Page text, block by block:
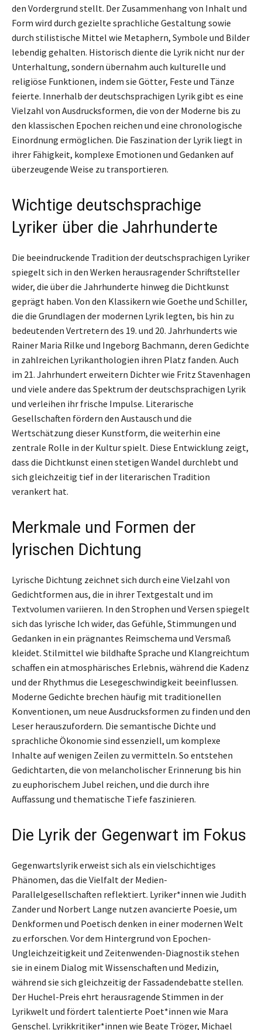
den Vordergrund stellt. Der Zusammenhang von Inhalt und
Form wird durch gezielte sprachliche Gestaltung sowie
durch stilistische Mittel wie Metaphern, Symbole und Bilder
lebendig gehalten. Historisch diente die Lyrik nicht nur der
Unterhaltung, sondern übernahm auch kulturelle und
religiöse Funktionen, indem sie Götter, Feste und Tänze
feierte. Innerhalb der deutschsprachigen Lyrik gibt es eine
Vielzahl von Ausdrucksformen, die von der Moderne bis zu
den klassischen Epochen reichen und eine chronologische
Einordnung ermöglichen. Die Faszination der Lyrik liegt in
ihrer Fähigkeit, komplexe Emotionen und Gedanken auf
überzeugende Weise zu transportieren.
Wichtige deutschsprachige
Lyriker über die Jahrhunderte
Die beeindruckende Tradition der deutschsprachigen Lyriker
spiegelt sich in den Werken herausragender Schriftsteller
wider, die über die Jahrhunderte hinweg die Dichtkunst
geprägt haben. Von den Klassikern wie Goethe und Schiller,
die die Grundlagen der modernen Lyrik legten, bis hin zu
bedeutenden Vertretern des 19. und 20. Jahrhunderts wie
Rainer Maria Rilke und Ingeborg Bachmann, deren Gedichte
in zahlreichen Lyrikanthologien ihren Platz fanden. Auch
im 21. Jahrhundert erweitern Dichter wie Fritz Stavenhagen
und viele andere das Spektrum der deutschsprachigen Lyrik
und verleihen ihr frische Impulse. Literarische
Gesellschaften fördern den Austausch und die
Wertschätzung dieser Kunstform, die weiterhin eine
zentrale Rolle in der Kultur spielt. Diese Entwicklung zeigt,
dass die Dichtkunst einen stetigen Wandel durchlebt und
sich gleichzeitig tief in der literarischen Tradition
verankert hat.
Merkmale und Formen der
lyrischen Dichtung
Lyrische Dichtung zeichnet sich durch eine Vielzahl von
Gedichtformen aus, die in ihrer Textgestalt und im
Textvolumen variieren. In den Strophen und Versen spiegelt
sich das lyrische Ich wider, das Gefühle, Stimmungen und
Gedanken in ein prägnantes Reimschema und Versmaß
kleidet. Stilmittel wie bildhafte Sprache und Klangreichtum
schaffen ein atmosphärisches Erlebnis, während die Kadenz
und der Rhythmus die Lesegeschwindigkeit beeinflussen.
Moderne Gedichte brechen häufig mit traditionellen
Konventionen, um neue Ausdrucksformen zu finden und den
Leser herauszufordern. Die semantische Dichte und
sprachliche Ökonomie sind essenziell, um komplexe
Inhalte auf wenigen Zeilen zu vermitteln. So entstehen
Gedichtarten, die von melancholischer Erinnerung bis hin
zu euphorischem Jubel reichen, und die durch ihre
Auffassung und thematische Tiefe faszinieren.
Die Lyrik der Gegenwart im Fokus
Gegenwartslyrik erweist sich als ein vielschichtiges
Phänomen, das die Vielfalt der Medien-
Parallelgesellschaften reflektiert. Lyriker*innen wie Judith
Zander und Norbert Lange nutzen avancierte Poesie, um
Denkformen und Poetisch denken in einer modernen Welt
zu erforschen. Vor dem Hintergrund von Epochen-
Ungleichzeitigkeit und Zeitenwenden-Diagnostik stehen
sie in einem Dialog mit Wissenschaften und Medizin,
während sie sich gleichzeitig der Fassadendebatte stellen.
Der Huchel-Preis ehrt herausragende Stimmen in der
Lyrikwelt und fördert talentierte Poet*innen wie Mara
Genschel. Lyrikkritiker*innen wie Beate Tröger, Michael